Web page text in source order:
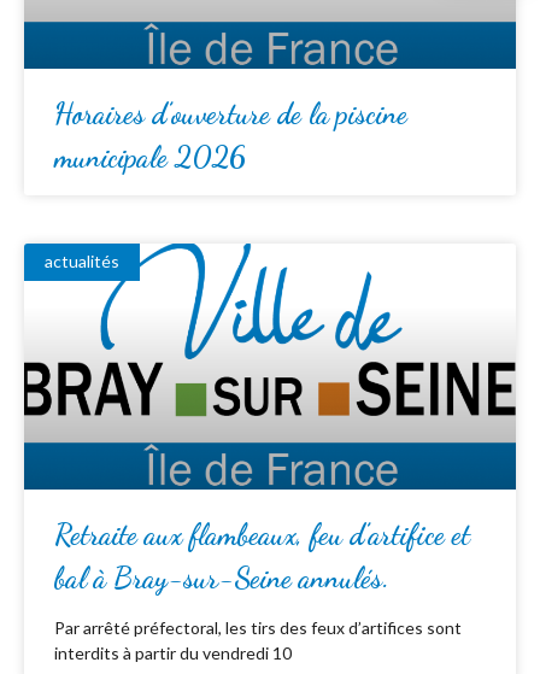
Horaires d’ouverture de la piscine
municipale 2026
actualités
Retraite aux flambeaux, feu d’artifice et
bal à Bray-sur-Seine annulés.
Par arrêté préfectoral, les tirs des feux d’artifices sont
interdits à partir du vendredi 10